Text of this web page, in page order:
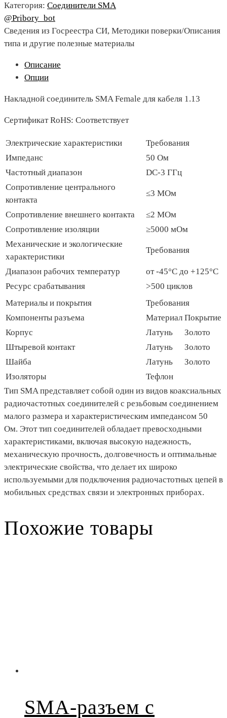
Категория: Соединители SMA
@Pribory_bot
Сведения из Госреестра СИ, Методики поверки/Описания
типа и другие полезные материалы
Описание
Опции
Накладной соединитель SMA Female для кабеля 1.13
Сертификат RoHS: Соответствует
Электрические характеристики
Требования
Импеданс
50 Ом
Частотный диапазон
DC-3 ГГц
Сопротивление центрального
контакта
≤3 МОм
Сопротивление внешнего контакта
≤2 МОм
Сопротивление изоляции
≥5000 мОм
Механические и экологические
характеристики
Требования
Диапазон рабочих температур
от -45°C до +125°C
Ресурс срабатывания
>500 циклов
Материалы и покрытия
Требования
Компоненты разъема
Материал Покрытие
Корпус
Латунь
Золото
Штыревой контакт
Латунь
Золото
Шайба
Латунь
Золото
Изоляторы
Тефлон
Тип SMA представляет собой один из видов коаксиальных
радиочастотных соединителей с резьбовым соединением
малого размера и характеристическим импедансом 50
Ом. Этот тип соединителей обладает превосходными
характеристиками, включая высокую надежность,
механическую прочность, долговечность и оптимальные
электрические свойства, что делает их широко
используемыми для подключения радиочастотных цепей в
мобильных средствах связи и электронных приборах.
Похожие товары
SMA-разъем с